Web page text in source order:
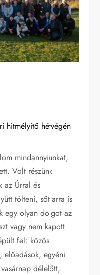
hitmélyítő hétvégén
mindannyiunkat,
Volt részünk
az Úrral és
tölteni, sőt arra is
egy olyan dolgot az
vagy nem kapott
fel: közös
előadások, egyéni
délelőtt,